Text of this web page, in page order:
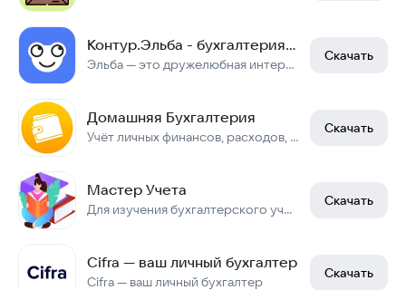
Контур.Эльба - бухгалтерия ИП
Эльба — это дружелюбная интернет-бухгалтерия для ИП и ООО на УСН и патенте.
Скачать
Домашняя Бухгалтерия
Учёт личных финансов, расходов, доходов, кредитов, долгов
Скачать
Мастер Учета
Для изучения бухгалтерского учёта и проверки знаний.
Скачать
Cifra — ваш личный бухгалтер
Cifra — ваш личный бухгалтер
Скачать